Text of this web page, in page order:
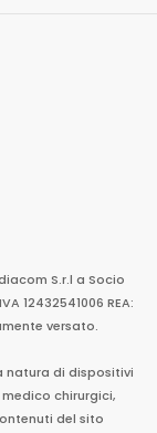
S.r.l a Socio
12432541006 REA:
versato.
natura di dispositivi
chirurgici,
del sito